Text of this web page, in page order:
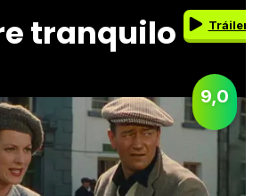
tranquilo Tráiler
9,0